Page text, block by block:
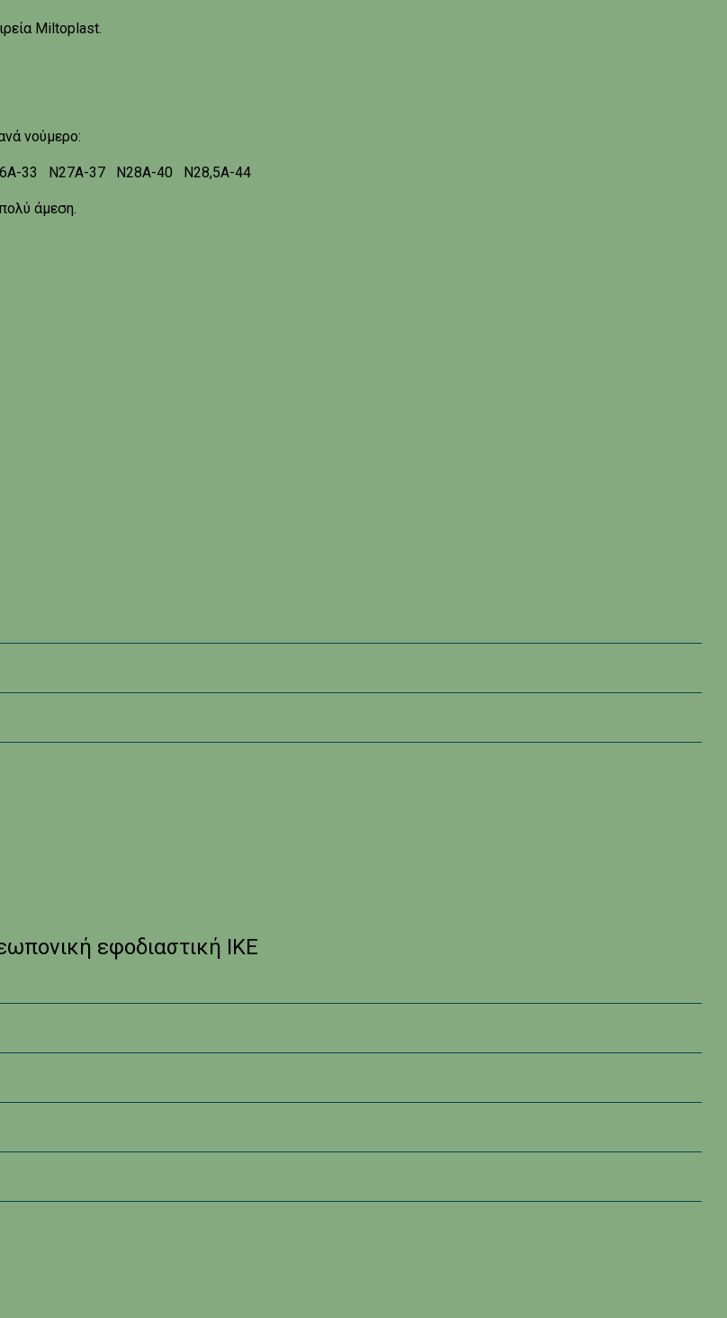
Miltoplast.
νούμερο:
33 Ν27Α-37 Ν28Α-40 Ν28,5Α-44
άμεση.
εφοδιαστική ΙΚΕ